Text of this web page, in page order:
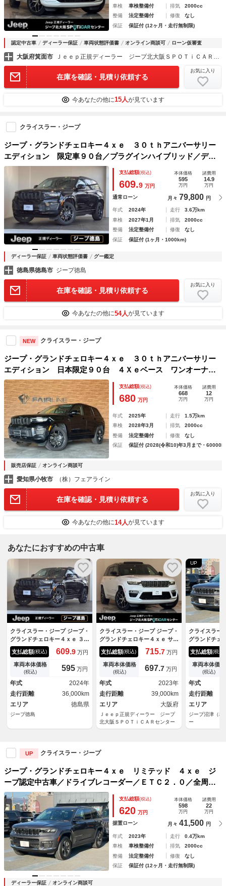
車検
車検整備付 排気
2000cc
整備
法定整備付 修復
なし
保証
保証付 (12ヶ月・走行無制限)
認定中古車 ディーラー保証 車両状態評価書 オンライン商談可 ローン仮審査
大阪府箕面市
在庫を確認・見積り依頼する
お気に入り
今あなたの他に15人が見ています
クライスラー・ジープ
ジープ・グランドチェロキー４ｘｅ ３０ｔｈアニバーサリー
エディション 限定車９０台／プラグインハイブリッド／デジ
タルインナーミラー／全方位カメラ／純正ナビ／ＥＴＣ２．０
／純正２０インチＡＷ／純正ドラレコ前後／ヘッドアップディ
スプレイ／ベンチレーション／シートメモリ
支払総額(税込)
609.9 万円
本体価格
595
万円
諸費用
14.9
万円
通常ローン 月々 79,800 円
年式 2024年 走行
3.6万km
車検
2027年1月 排気
2000cc
整備
法定整備付 修復
なし
保証
保証付 (1ヶ月・1000km)
ディーラー保証 車両状態評価書 グー鑑定
徳島県徳島市 ジープ徳島
在庫を確認・見積り依頼する
お気に入り
今あなたの他に54人が見ています
NEW クライスラー・ジープ
ジープ・グランドチェロキー４ｘｅ ３０ｔｈアニバーサリー
エディション 日本限定９０台 ４Ｘｅベース ワンオーナ
ー 専用２０インチホイール ３６０度カメラ ＡＬＰＩＮＥ
サラウンド シートメモリー シートヒーター＆クーラー パ
ワーゲート ＥＴＣ２．０ ドライブレコーダー
支払総額(税込)
680 万円
本体価格
668
万円
諸費用
12
万円
年式 2025年 走行
1.5万km
車検
2028年3月 排気
2000cc
整備
法定整備付 修復
なし
保証
保証付 (2028(令和10)年3月まで・
販売店保証 オンライン商談可
愛知県小牧市 （株）フェアライン
在庫を確認・見積り依頼する
お気に入り
今あなたの他に14人が見ています
あなたにおすすめの中古車
クライスラー・ジープ ジープ・
グランドチェロキー４ｘｅ ３０
ｔｈアニバーサリーエディショ
ン 限定車９０台／プラグイン
ハイブリッド／デジタルインナ
ーミラー／全方位カメラ／純正
ナビ／ＥＴＣ２．０／純正２０
インチＡＷ／純正ドラレコ前後
／ヘッドアップディスプレイ／
ベンチレーション／シートメモ
リ
支払総額(税込) 609.9 万円
車両本体価格
(税込) 595 万円
年式
2024年
走行距離
36,000km
エリア
徳島県
ジープ徳島
クライスラー・ジープ ジープ・
グランドチェロキー４ｘｅ サミ
ットリザーブ ４ｘｅ サミッ
ト リザーブ ４×ｅ サンル
ーフ ２１インチ純正ＡＷ シ
ート＆ステアリングヒーター
全周囲カメラ ＡｐｐｌｅＣａ
ｒＰｌａｙ Ｂｌｕｅｔｏｏｔ
ｈ 純正ナビＴＶ ＭｃＩｎｔ
ｏｓｈスピーカー ＥＴＣ
支払総額(税込) 715.7 万円
車両本体価格
(税込) 697.7 万円
年式
2023年
走行距離
39,000km
エリア
大阪府
Ｊｅｅｐ正規ディーラー ジープ
北大阪ＳＰＯＴｉＣＡＲセンター
UP
クライスラー
グランドチェ
テッド ４ｘ
古車／ドライ
ＴＣ２．０／
ルーズコント
アコン／ＬＥ
支払総額(税込)
車両本体価格
(税込)
年式
走行距離
エリア
ジープ沼津（株
ー
UP クライスラー・ジープ
ジープ・グランドチェロキー４ｘｅ リミテッド ４ｘｅ ジ
ープ認定中古車／ドライブレコーダー／ＥＴＣ２．０／全周囲
カメラ／クルーズコントロール／シートエアコン／ＬＥＤヘッ
ドライト
支払総額(税込)
620 万円
本体価格
598
万円
諸費用
22
万円
据置ローン 月々 41,500 円
年式 2023年 走行
0.4万km
車検
車検整備付 排気
2000cc
整備
法定整備付 修復
なし
保証
保証付 (12ヶ月・走行無制限)
ディーラー保証 オンライン商談可